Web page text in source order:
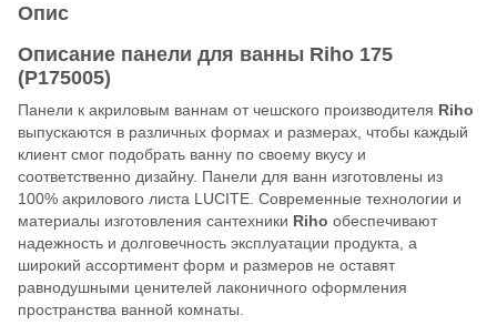
Опис
Описание панели для ванны Riho 175
(P175005)
Панели к акриловым ваннам от чешского производителя Riho
выпускаются в различных формах и размерах, чтобы каждый
клиент смог подобрать ванну по своему вкусу и
соответственно дизайну. Панели для ванн изготовлены из
100% акрилового листа LUCITE. Современные технологии и
материалы изготовления сантехники Riho обеспечивают
надежность и долговечность эксплуатации продукта, а
широкий ассортимент форм и размеров не оставят
равнодушными ценителей лаконичного оформления
пространства ванной комнаты.